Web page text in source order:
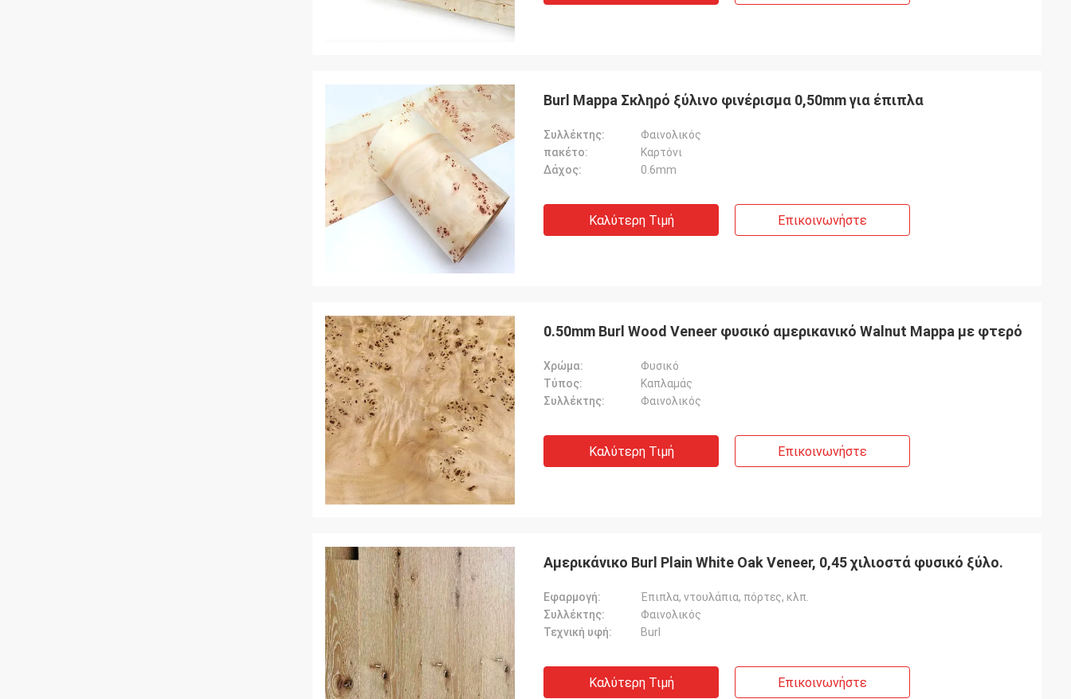
Burl Mappa Σκληρό ξύλινο φινέρισμα 0,50mm για έπιπλα
Συλλέκτης:
Φαινολικός
πακέτο:
Καρτόνι
Δάχος:
0.6mm
Καλύτερη Τιμή Επικοινωνήστε
0.50mm Burl Wood Veneer φυσικό αμερικανικό Walnut Mappa με φτερό
Χρώμα:
Φυσικό
Τύπος:
Καπλαμάς
Συλλέκτης:
Φαινολικός
Καλύτερη Τιμή Επικοινωνήστε
Αμερικάνικο Burl Plain White Oak Veneer, 0,45 χιλιοστά φυσικό ξύλο.
Εφαρμογή:
Έπιπλα, ντουλάπια, πόρτες, κλπ.
Συλλέκτης:
Φαινολικός
Τεχνική υφή:
Burl
Καλύτερη Τιμή Επικοινωνήστε